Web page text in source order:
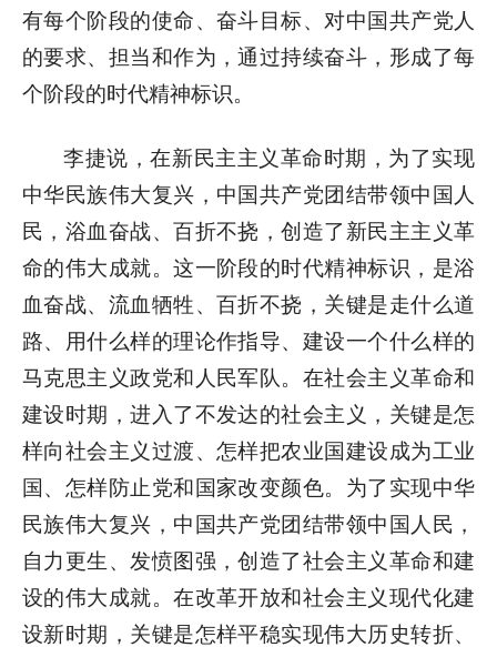
有每个阶段的使命、奋斗目标、对中国共产党人
的要求、担当和作为，通过持续奋斗，形成了每
个阶段的时代精神标识。
李捷说，在新民主主义革命时期，为了实现
中华民族伟大复兴，中国共产党团结带领中国人
民，浴血奋战、百折不挠，创造了新民主主义革
命的伟大成就。这一阶段的时代精神标识，是浴
血奋战、流血牺牲、百折不挠，关键是走什么道
路、用什么样的理论作指导、建设一个什么样的
马克思主义政党和人民军队。在社会主义革命和
建设时期，进入了不发达的社会主义，关键是怎
样向社会主义过渡、怎样把农业国建设成为工业
国、怎样防止党和国家改变颜色。为了实现中华
民族伟大复兴，中国共产党团结带领中国人民，
自力更生、发愤图强，创造了社会主义革命和建
设的伟大成就。在改革开放和社会主义现代化建
设新时期，关键是怎样平稳实现伟大历史转折、